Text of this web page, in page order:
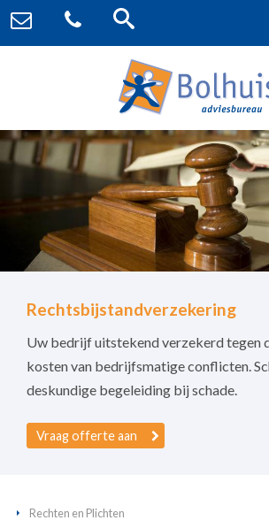
Rechtsbijstandverzekering
Uw bedrijf uitstekend verzekerd tegen
kosten van bedrijfsmatige conflicten.
deskundige begeleiding bij schade.
Vraag offerte aan
Rechten en Plichten